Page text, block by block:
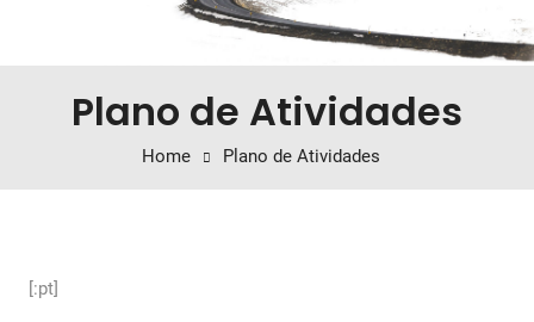
Plano de Atividades
Home Plano de Atividades
[:pt]